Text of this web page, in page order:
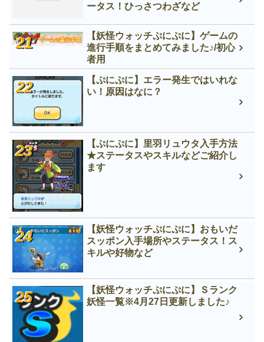
ータス！ひっさつわざなど
【妖怪ウォッチぷにぷに】ゲームの
進行手順をまとめてみました♪/初心
者用
【ぷにぷに】エラー発生ではいれな
い！原因はなに？
【ぷにぷに】里羽リュウタ入手方法
★ステータスやスキルなどご紹介し
ます
【妖怪ウォッチぷにぷに】おもいだ
スッポン入手場所やステータス！ス
キルや好物など
【妖怪ウォッチぷにぷに】Ｓランク
妖怪一覧※4月27日更新しました♪